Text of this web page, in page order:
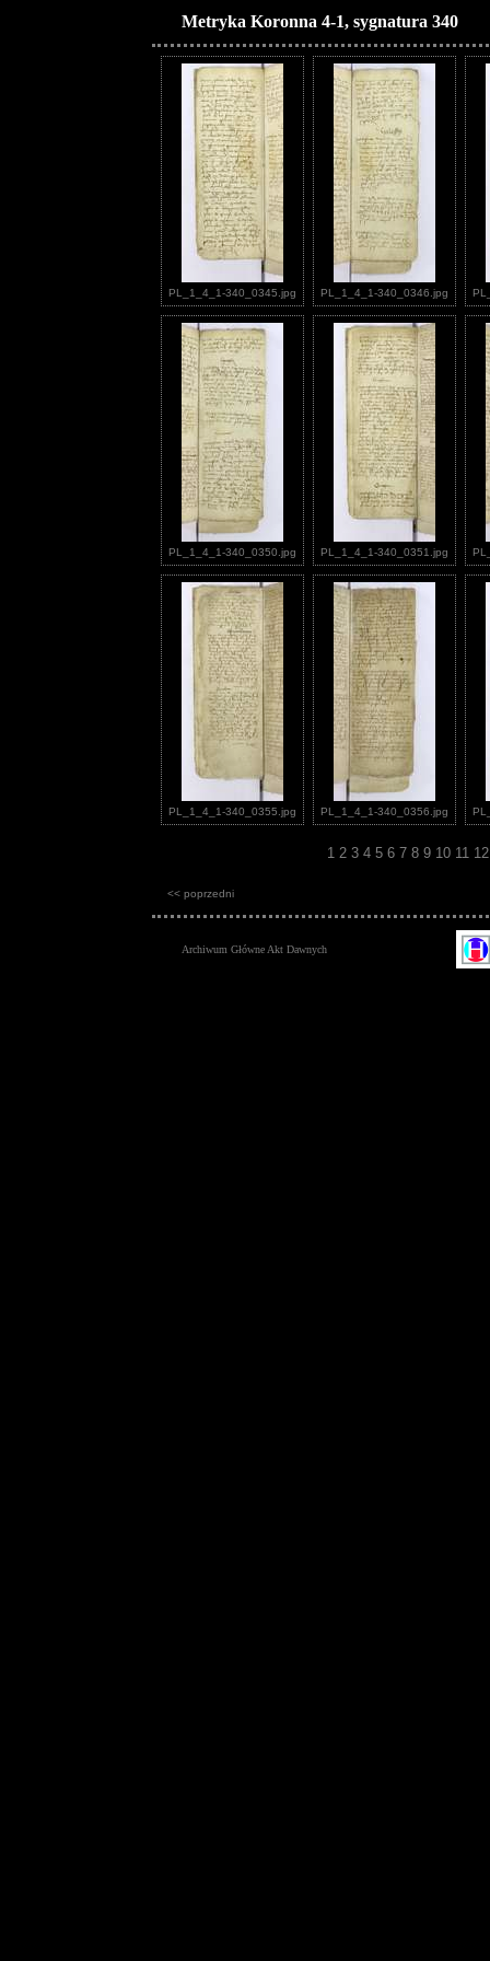
Metryka Koronna 4-1, sygnatura 340
PL_1_4_1-340_0345.jpg PL_1_4_1-340_0346.jpg
PL_1_4_1-340_0350.jpg PL_1_4_1-340_0351.jpg
PL_1_4_1-340_0355.jpg PL_1_4_1-340_0356.jpg
1 2 3 4 5 6 7 8 9 10 11
<< poprzedni
Archiwum Główne Akt Dawnych